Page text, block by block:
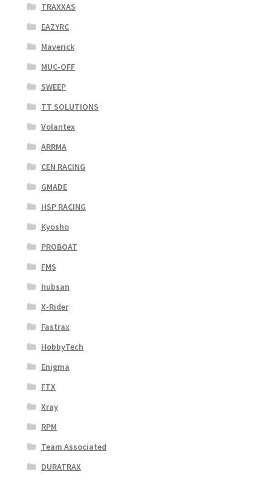
TRAXXAS
EAZYRC
Maverick
MUC-OFF
SWEEP
TT SOLUTIONS
Volantex
ARRMA
CEN RACING
GMADE
HSP RACING
Kyosho
PROBOAT
FMS
hubsan
X-Rider
Fastrax
HobbyTech
Enigma
FTX
Xray
RPM
Team Associated
DURATRAX